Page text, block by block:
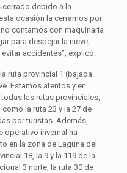
cerrado debido a la
ocasión la cerramos por
contamos con maquinaria
para despejar la nieve,
accidentes”, explicó.
ruta provincial 1 (bajada
Estamos atentos y en
las rutas provinciales,
la ruta 23 y la 27 de
por turistas. Además,
operativo invernal ha
en la zona de Laguna del
18, la 9 y la 119 de la
3 norte, la ruta 30 de